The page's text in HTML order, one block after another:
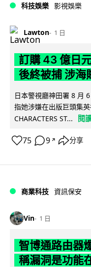
科技娛樂 影視娛樂
Lawton 1 日
訂購 43 億日
後終被捕 涉海
日本警視廳神田署 8 月
指她涉嫌在出版巨頭集
CHARACTERS ST...
閱
75 9 ↗ 分享
商業科技 資訊保安
Vin 1 日
智博通路由器
稱漏洞是功能